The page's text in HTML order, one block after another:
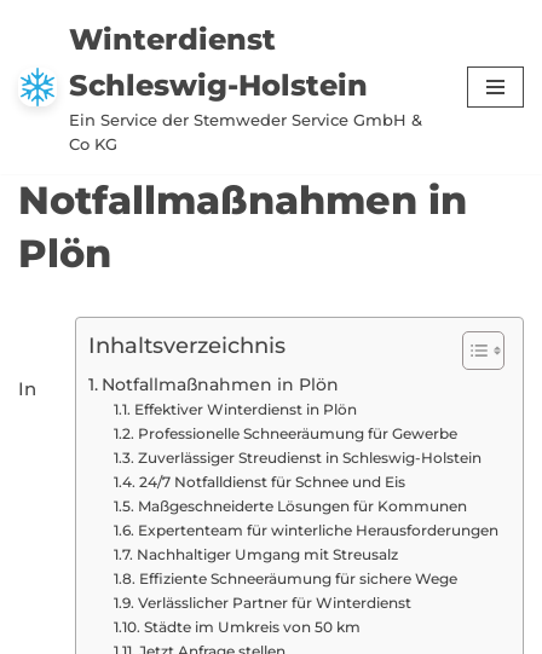
Zum
Inhalt
springen
Winterdienst
Schleswig-Holstein
Ein Service der Stemweder Service GmbH &
Co KG
Notfallmaßnahmen in
Plön
Inhaltsverzeichnis
Notfallmaßnahmen in Plön
Effektiver Winterdienst in Plön
Professionelle Schneeräumung für Gewerbe
Zuverlässiger Streudienst in Schleswig-Holstein
24/7 Notfalldienst für Schnee und Eis
Maßgeschneiderte Lösungen für Kommunen
Expertenteam für winterliche Herausforderungen
Nachhaltiger Umgang mit Streusalz
Effiziente Schneeräumung für sichere Wege
Verlässlicher Partner für Winterdienst
Städte im Umkreis von 50 km
In